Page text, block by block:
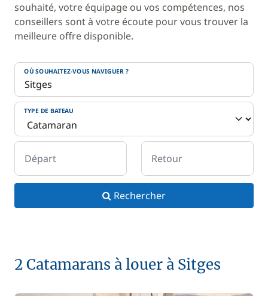
souhaité, votre équipage ou vos compétences, nos
conseillers sont à votre écoute pour vous trouver la
meilleure offre disponible.
OÙ SOUHAITEZ-VOUS NAVIGUER ?
TYPE DE BATEAU
Départ Retour
Rechercher
2 Catamarans à louer à Sitges